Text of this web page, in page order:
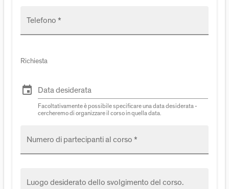
Telefono *
Richiesta
event Data desiderata
Facoltativamente è possibile specificare una data desiderata -
cercheremo di organizzare il corso in quella data.
Numero di partecipanti al corso *
Luogo desiderato dello svolgimento del corso.